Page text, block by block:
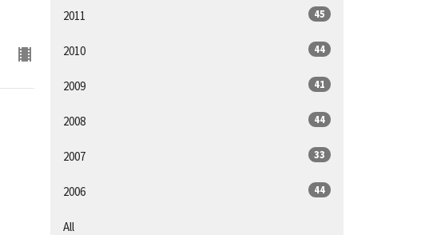
2011 45
2010 44
2009 41
2008 44
2007 33
2006 44
All